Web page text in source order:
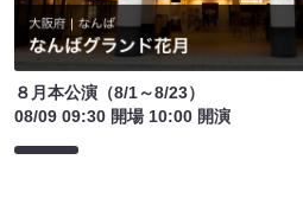
８月本公演（8/1～8/23）
08/09 09:30 開場 10:00 開演